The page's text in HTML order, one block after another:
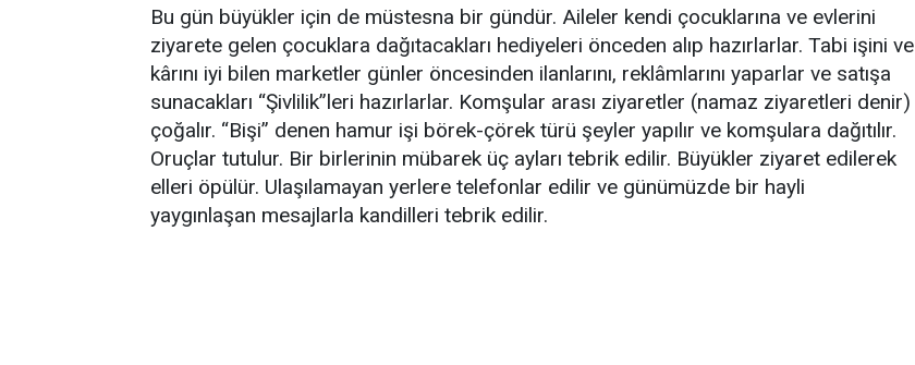
Bu gün büyükler için de müstesna bir gündür. Aileler kendi çocuklarına ve evlerini
ziyarete gelen çocuklara dağıtacakları hediyeleri önceden alıp hazırlarlar. Tabi işini ve
kârını iyi bilen marketler günler öncesinden ilanlarını, reklâmlarını yaparlar ve satışa
sunacakları “Şivlilik”leri hazırlarlar. Komşular arası ziyaretler (namaz ziyaretleri denir)
çoğalır. “Bişi” denen hamur işi börek-çörek türü şeyler yapılır ve komşulara dağıtılır.
Oruçlar tutulur. Bir birlerinin mübarek üç ayları tebrik edilir. Büyükler ziyaret edilerek
elleri öpülür. Ulaşılamayan yerlere telefonlar edilir ve günümüzde bir hayli
yaygınlaşan mesajlarla kandilleri tebrik edilir.